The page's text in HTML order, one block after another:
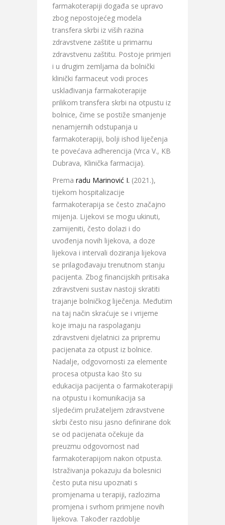
farmakoterapiji događa se upravo
zbog nepostojećeg modela
transfera skrbi iz viših razina
zdravstvene zaštite u primarnu
zdravstvenu zaštitu. Postoje primjeri
i u drugim zemljama da bolnički
klinički farmaceut vodi proces
usklađivanja farmakoterapije
prilikom transfera skrbi na otpustu iz
bolnice, čime se postiže smanjenje
nenamjernih odstupanja u
farmakoterapiji, bolji ishod liječenja
te povećava adherencija (Vrca V., KB
Dubrava, Klinička farmacija).
Prema radu Marinović I. (2021.),
tijekom hospitalizacije
farmakoterapija se često značajno
mijenja. Lijekovi se mogu ukinuti,
zamijeniti, često dolazi i do
uvođenja novih lijekova, a doze
lijekova i intervali doziranja lijekova
se prilagođavaju trenutnom stanju
pacijenta. Zbog financijskih pritisaka
zdravstveni sustav nastoji skratiti
trajanje bolničkog liječenja. Međutim
na taj način skraćuje se i vrijeme
koje imaju na raspolaganju
zdravstveni djelatnici za pripremu
pacijenata za otpust iz bolnice.
Nadalje, odgovornosti za elemente
procesa otpusta kao što su
edukacija pacijenta o farmakoterapiji
na otpustu i komunikacija sa
sljedećim pružateljem zdravstvene
skrbi često nisu jasno definirane dok
se od pacijenata očekuje da
preuzmu odgovornost nad
farmakoterapijom nakon otpusta.
Istraživanja pokazuju da bolesnici
često puta nisu upoznati s
promjenama u terapiji, razlozima
promjena i svrhom primjene novih
lijekova. Također razdoblje